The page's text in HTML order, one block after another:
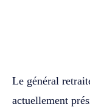
Le général
actuellement